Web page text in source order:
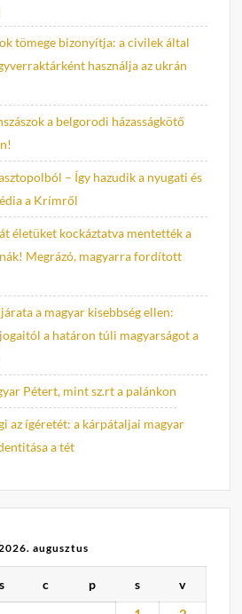
tömege bizonyítja: a civilek által
használja az ukrán
a belgorodi házasságkötő
– Így hazudik a nyugati és
a Krímről
életüket kockáztatva mentették a
Megrázó, magyarra fordított
a magyar kisebbség ellen:
a határon túli magyarságot a
Pétert, mint sz.rt a palánkon
az ígéretét: a kárpátaljai magyar
a tét
augusztus
s c p s v